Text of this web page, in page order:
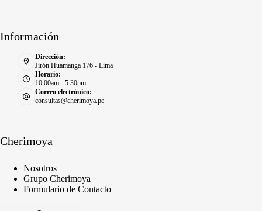
Información
Dirección:
Jirón Huamanga 176 - Lima
Horario:
10:00am - 5:30pm
Correo electrónico:
consultas@cherimoya.pe
Cherimoya
Nosotros
Grupo Cherimoya
Formulario de Contacto